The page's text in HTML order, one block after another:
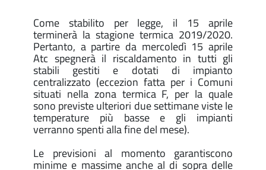
Come stabilito per legge, il 15 aprile
terminerà la stagione termica 2019/2020.
Pertanto, a partire da mercoledì 15 aprile
Atc spegnerà il riscaldamento in tutti gli
stabili gestiti e dotati di impianto
centralizzato (eccezion fatta per i Comuni
situati nella zona termica F, per la quale
sono previste ulteriori due settimane viste le
temperature più basse e gli impianti
verranno spenti alla fine del mese).
Le previsioni al momento garantiscono
minime e massime anche al di sopra delle